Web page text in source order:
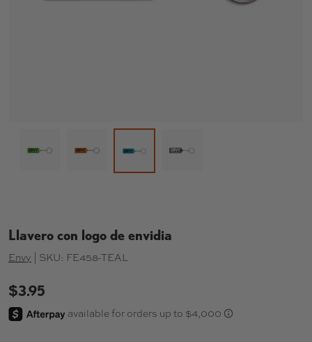
Cargar imagen 1 en la vista de galería
Cargar imagen 2 en la vista de galería
Llavero con logo de envidia
Envy SKU: FE458-TEAL
$3.95